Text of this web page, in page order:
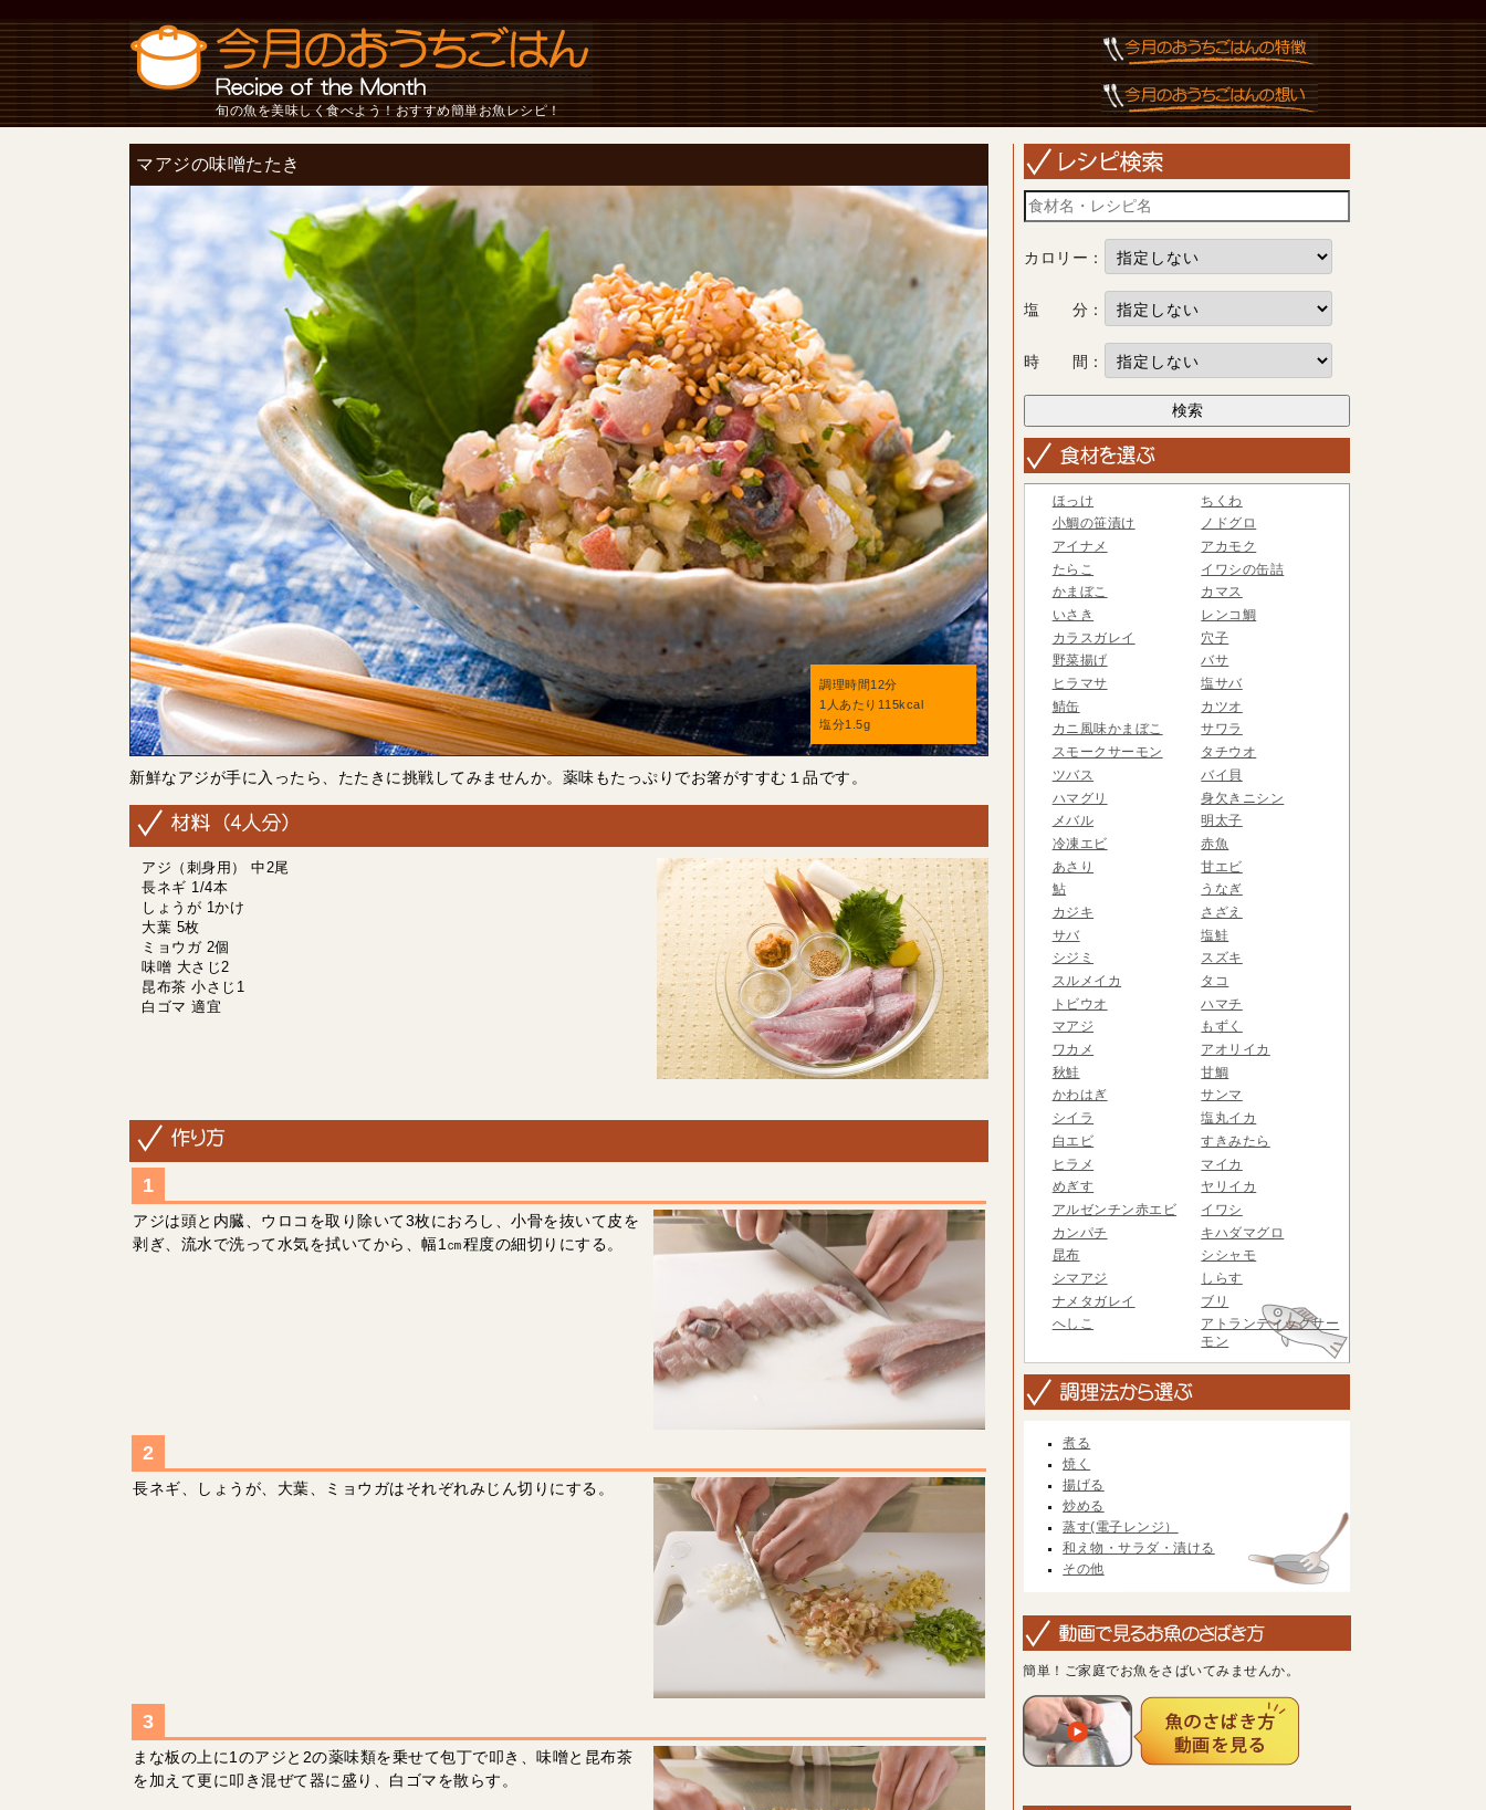
旬の魚を美味しく食べよう！おすすめ簡単お魚レシピ！
マアジの味噌たたき
調理時間12分
1人あたり115kcal
塩分1.5g
新鮮なアジが手に入ったら、たたきに挑戦してみませんか。薬味もたっぷりでお箸がすすむ１品です。
アジ（刺身用） 中2尾
長ネギ 1/4本
しょうが 1かけ
大葉 5枚
ミョウガ 2個
味噌 大さじ2
昆布茶 小さじ1
白ゴマ 適宜
アジは頭と内臓、ウロコを取り除いて3枚におろし、小骨を抜いて皮を
剥ぎ、流水で洗って水気を拭いてから、幅1㎝程度の細切りにする。
長ネギ、しょうが、大葉、ミョウガはそれぞれみじん切りにする。
まな板の上に1のアジと2の薬味類を乗せて包丁で叩き、味噌と昆布茶
を加えて更に叩き混ぜて器に盛り、白ゴマを散らす。
カロリー：
塩 分：
時 間：
ほっけ
ちくわ
小鯛の笹漬け
ノドグロ
アイナメ
アカモク
たらこ
イワシの缶詰
かまぼこ
カマス
いさき
レンコ鯛
カラスガレイ
穴子
野菜揚げ
バサ
ヒラマサ
塩サバ
鯖缶
カツオ
カニ風味かまぼこ
サワラ
スモークサーモン
タチウオ
ツバス
バイ貝
ハマグリ
身欠きニシン
メバル
明太子
冷凍エビ
赤魚
あさり
甘エビ
鮎
うなぎ
カジキ
さざえ
サバ
塩鮭
シジミ
スズキ
スルメイカ
タコ
トビウオ
ハマチ
マアジ
もずく
ワカメ
アオリイカ
秋鮭
甘鯛
かわはぎ
サンマ
シイラ
塩丸イカ
白エビ
すきみたら
ヒラメ
マイカ
めぎす
ヤリイカ
アルゼンチン赤エビ
イワシ
カンパチ
キハダマグロ
昆布
シシャモ
シマアジ
しらす
ナメタガレイ
ブリ
へしこ
アトランティックサー
モン
煮る
焼く
揚げる
炒める
蒸す(電子レンジ）
和え物・サラダ・漬ける
その他
簡単！ご家庭でお魚をさばいてみませんか。